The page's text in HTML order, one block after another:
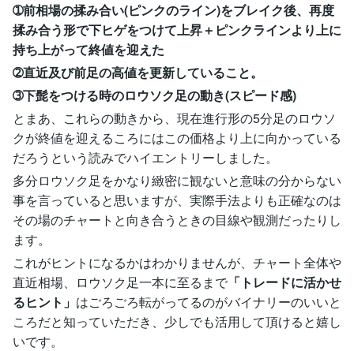
➀前相場の揉み合い(ピンクのライン)をブレイク後、再度
揉み合う形で下ヒゲをつけて上昇＋ピンクラインより上に
持ち上がって終値を迎えた
➁直近及び前足の高値を更新していること。
➂下髭をつける時のロウソク足の動き(スピード感)
とまあ、これらの動きから、現在進行形の5分足のロウソ
クが終値を迎えるころにはこの価格より上に向かっている
だろうという読みでハイエントリーしました。
多分ロウソク足をかなり緻密に観ないと意味の分からない
事を言っていると思いますが、実際手法よりも正確なのは
その場のチャートと向き合うときの目線や観測だったりし
ます。
これがヒントになるかはわかりませんが、チャート全体や
直近相場、ロウソク足一本に至るまで 「トレードに活かせ
るヒント」 はごろごろ転がってるのがバイナリーのいいと
ころだと知っていただき、少しでも活用して頂けると嬉し
いです。